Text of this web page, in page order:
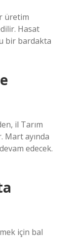
üretim
Hasat
bir bardakta
il Tarım
Mart ayında
edecek.
için bal